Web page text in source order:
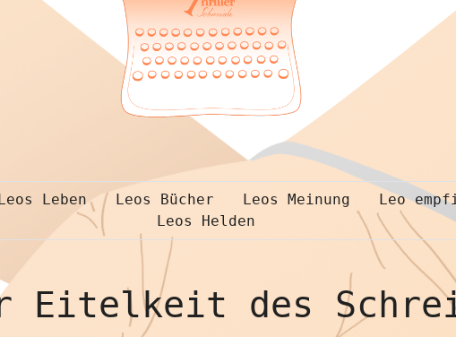
Leben Leos Bücher Leos Meinung Leo
Leos Helden
Eitelkeit des